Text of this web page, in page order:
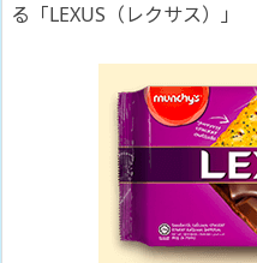
る「LEXUS（レクサス）」